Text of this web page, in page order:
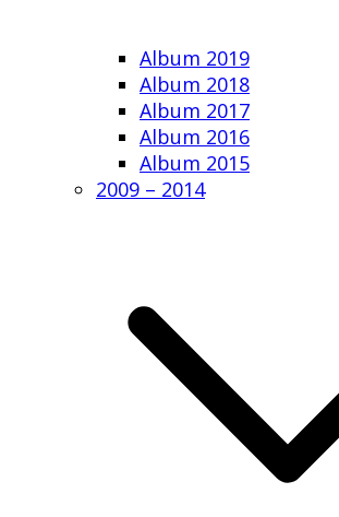
Album 2019
Album 2018
Album 2017
Album 2016
Album 2015
2009 – 2014